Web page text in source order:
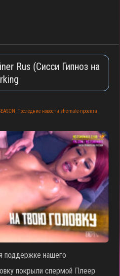
Rus (Сисси Гипноз на
,
Последние новости shemale-проекта
поддержке нашего
покрыли спермой Плеер